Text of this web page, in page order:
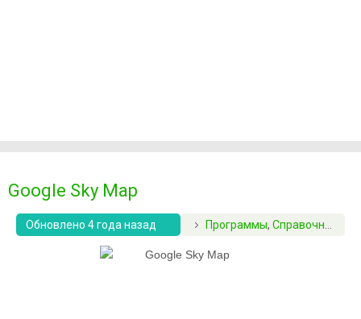
Google Sky Map
Обновлено 4 года назад Программы, Справочники